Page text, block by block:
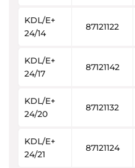
KDL/E+
24/14
87121122
KDL/E+
24/17
87121142
KDL/E+
24/20
87121132
KDL/E+
24/21
87121124